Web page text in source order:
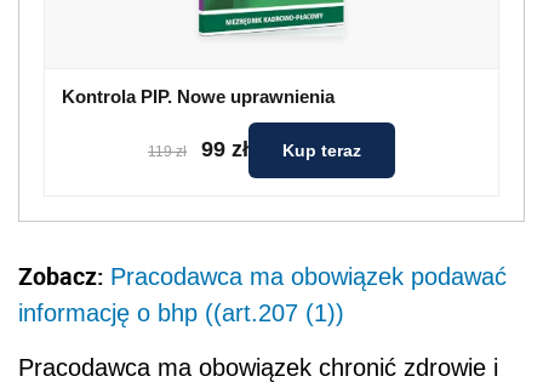
Kontrola PIP. Nowe uprawnienia
119 zł 99 zł Kup teraz
Zobacz: Pracodawca ma obowiązek podawać
informację o bhp ((art.207 (1))
Pracodawca ma obowiązek chronić zdrowie i